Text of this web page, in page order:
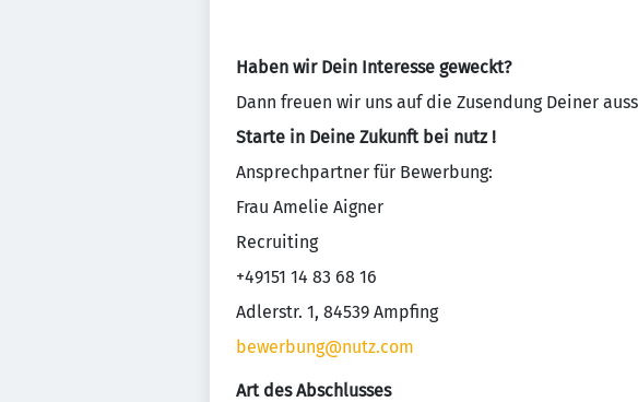
Haben wir Dein Interesse geweckt?
Dann freuen wir uns auf die Zusendung Deiner
Starte in Deine Zukunft bei nutz !
Ansprechpartner für Bewerbung:
Frau Amelie Aigner
Recruiting
+49151 14 83 68 16
Adlerstr. 1, 84539 Ampfing
bewerbung@nutz.com
Art des Abschlusses